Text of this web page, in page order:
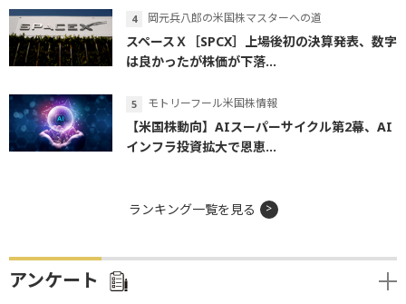
岡元兵八郎の米国株マスターへの道
スペースＸ［SPCX］上場後初の決算発表、数字
は良かったが株価が下落...
モトリーフール米国株情報
【米国株動向】AIスーパーサイクル第2幕、AI
インフラ投資拡大で恩恵...
ランキング一覧を見る
アンケート